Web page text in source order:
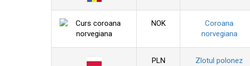
NOK
Coroana
norvegiana
PLN Zlotul polonez